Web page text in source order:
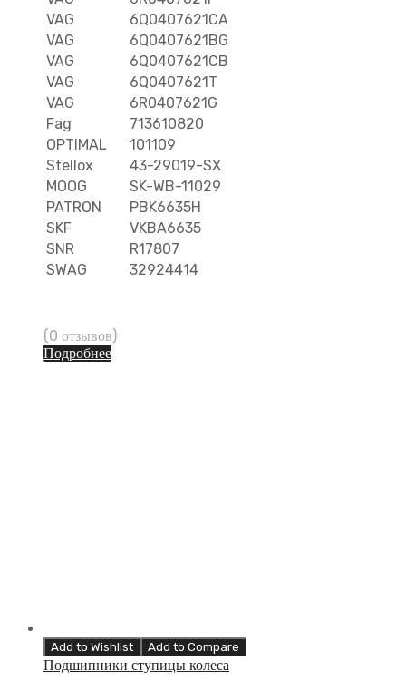
VAG
6Q0407621CA
VAG
6Q0407621BG
VAG
6Q0407621CB
VAG
6Q0407621T
VAG
6R0407621G
Fag
713610820
OPTIMAL
101109
Stellox
43-29019-SX
MOOG
SK-WB-11029
PATRON
PBK6635H
SKF
VKBA6635
SNR
R17807
SWAG
32924414
(0 отзывов)
Подробнее
Add to Wishlist Add to Compare
Подшипники ступицы колеса